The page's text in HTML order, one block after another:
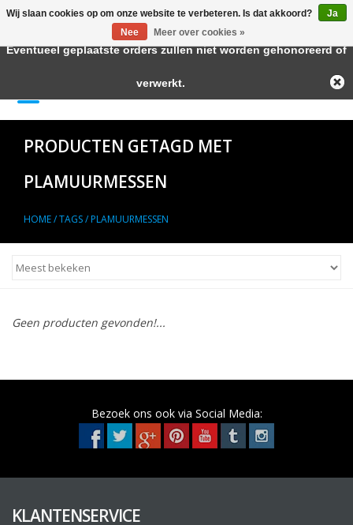
Autolak in Spuitbus
PRODUCTEN GETAGD MET
PLAMUURMESSEN
HOME/TAGS/PLAMUURMESSEN
Geen producten gevonden!...
Bezoek ons ook via Social Media:
KLANTENSERVICE
Wij slaan cookies op om onze website te verbeteren. Is dat akkoord?
Ja
Nee
Meer over cookies »
← Keer terug naar de backofficeDeze winkel is in aanbouw.
Eventueel geplaatste orders zullen niet worden gehonoreerd of
verwerkt.